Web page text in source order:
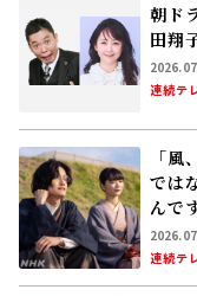
朝ド
田翔
連続テ
「
では
んで
連続テ